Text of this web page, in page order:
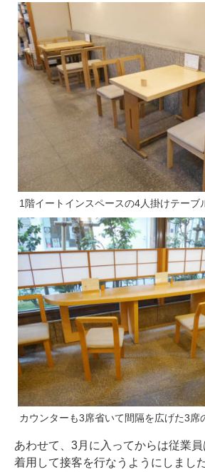
1階イートインスペースの4人掛けテーブ
カウンターも3席省いて間隔を広げた3席
あわせて、3月に入ってからは従業
着用して接客を行なうようにしまし